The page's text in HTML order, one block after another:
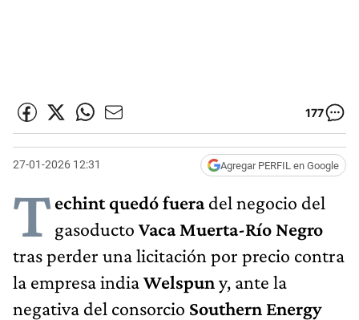
177
27-01-2026 12:31 Agregar PERFIL en Google
T echint quedó fueradel negocio del
gasoducto Vaca Muerta-Río Negro
tras perder una licitación por precio contra
la empresa indiaWelspuny, ante la
negativa del consorcio Southern Energy